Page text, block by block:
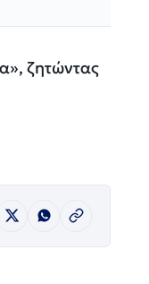
ζητώντας